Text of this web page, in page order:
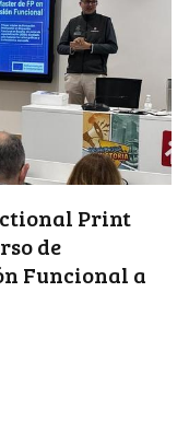
Print
de
Funcional a